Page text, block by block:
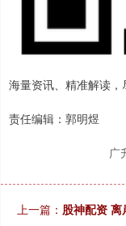
海量资讯、精准解读
责任编辑：郭明煜
广
上一篇： 股神配资